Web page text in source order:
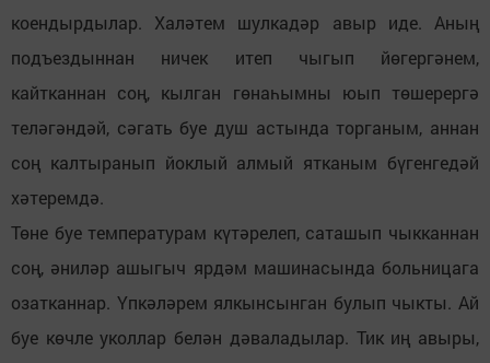
коендырдылар. Халәтем шулкадәр авыр иде. Аның
подъездыннан ничек итеп чыгып йөгергәнем,
кайтканнан соң, кылган гөнаһымны юып төшерергә
теләгәндәй, сәгать буе душ астында торганым, аннан
соң калтыранып йоклый алмый ятканым бүгенгедәй
хәтеремдә.
Төне буе температурам күтәрелеп, саташып чыкканнан
соң, әниләр ашыгыч ярдәм машинасында больницага
озатканнар. Үпкәләрем ялкынсынган булып чыкты. Ай
буе көчле уколлар белән дәваладылар. Тик иң авыры,